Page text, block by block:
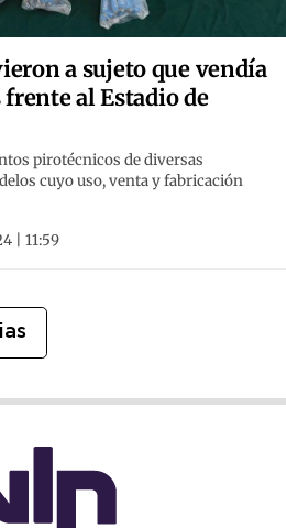
a sujeto que vendía
al Estadio de
pirotécnicos de diversas
cuyo uso, venta y fabricación
| 11:59